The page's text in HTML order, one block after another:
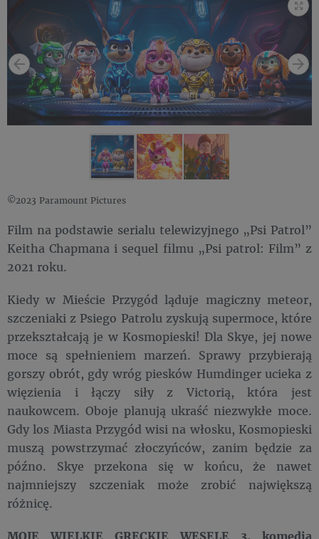
©2023 Paramount Pictures
Film na podstawie serialu telewizyjnego „Psi Patrol”
Keitha Chapmana i sequel filmu „Psi patrol: Film” z
2021 roku.
Kiedy w Mieście Przygód ląduje magiczny meteor,
szczeniaki z Psiego Patrolu zyskują supermoce, które
przekształcają je w Kosmopieski! Dla Skye, jej nowe
moce są spełnieniem marzeń. Sprawy przybierają
gorszy obrót, gdy wróg piesków Humdinger ucieka z
więzienia i łączy siły z Victorią, która jest
naukowcem. Oboje planują ukraść niezwykłe moce.
Gdy los Miasta Przygód wisi na włosku, Kosmopieski
muszą powstrzymać złoczyńców, zanim będzie za
późno. Skye przekona się w końcu, że nawet
najmniejszy szczeniak może zrobić największą
różnicę.
MOJE WIELKIE GRECKIE WESELE 3, komedia